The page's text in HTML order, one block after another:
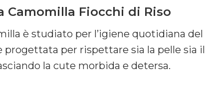
Camomilla Fiocchi di Riso
è studiato per l’igiene quotidiana del
progettata per rispettare sia la pelle sia il
la cute morbida e detersa.